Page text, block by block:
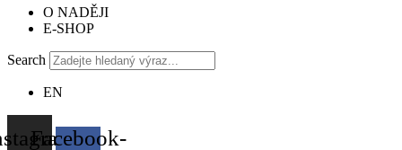
O NADĚJI
E-SHOP
Search
EN
Facebook-